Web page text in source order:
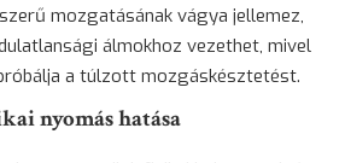
mozgatásának vágya jellemez,
álmokhoz vezethet, mivel
a túlzott mozgáskésztetést.
nyomás hatása